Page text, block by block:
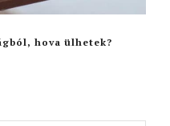
hova ülhetek?